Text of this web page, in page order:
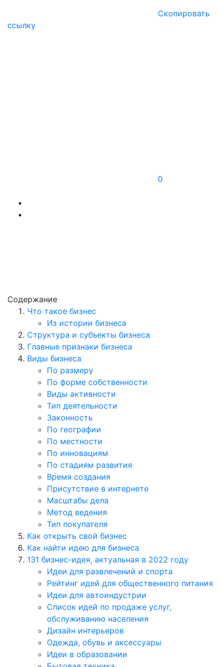
Скопировать
ссылку
0
Содержание
Что такое бизнес
Из истории бизнеса
Структура и субъекты бизнеса
Главные признаки бизнеса
Виды бизнеса
По размеру
По форме собственности
Виды активности
Тип деятельности
Законность
По географии
По местности
По инновациям
По стадиям развития
Время создания
Присутствие в интернете
Масштабы дела
Метод ведения
Тип покупателя
Как открыть свой бизнес
Как найти идею для бизнеса
131 бизнес-идея, актуальная в 2022 году
Идеи для развлечений и спорта
Рейтинг идей для общественного питания
Идеи для автоиндустрии
Список идей по продаже услуг,
обслуживанию населения
Дизайн интерьеров
Одежда, обувь и аксессуары
Идеи в образовании